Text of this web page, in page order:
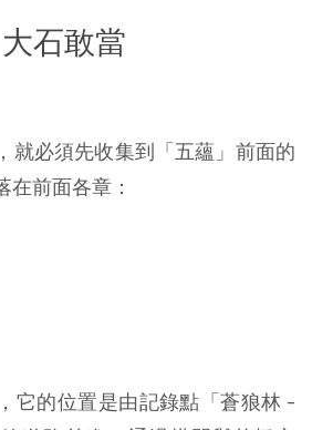
石敢當
就必須先收集到「五蘊」前面的
在前面各章：
它的位置是由記錄點「蒼狼林 -